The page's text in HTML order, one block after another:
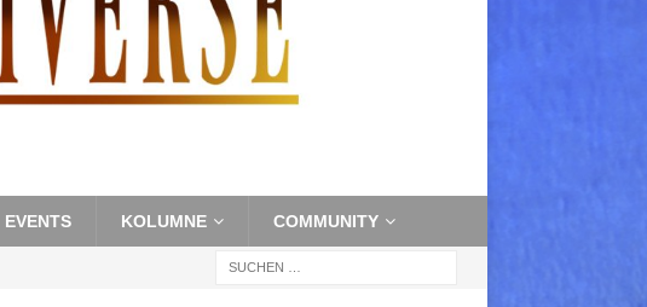
EVENTS KOLUMNE COMMUNITY